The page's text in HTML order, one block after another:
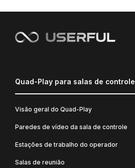
Quad-Play para salas de controle
Visão geral do Quad-Play
Paredes de vídeo da sala de controle
Estações de trabalho do operador
Salas de reunião